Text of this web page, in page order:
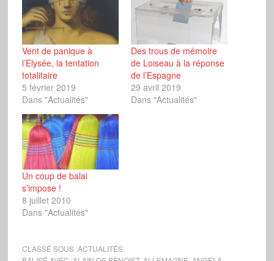
Vent de panique à
l’Elysée, la tentation
totalitaire
5 février 2019
Dans "Actualités"
Des trous de mémoire
de Loiseau à la réponse
de l’Espagne
29 avril 2019
Dans "Actualités"
Un coup de balai
s’impose !
8 juillet 2010
Dans "Actualités"
CLASSÉ SOUS :ACTUALITÉS